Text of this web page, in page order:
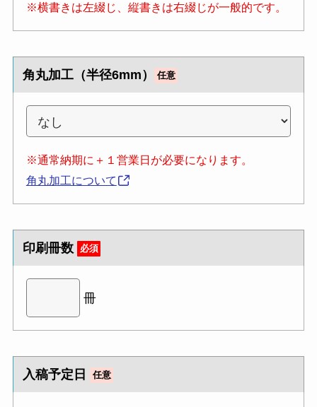
※横書きは左綴じ、縦書きは右綴じが一般的です。
角丸加工（半径6mm） 任意
※通常納期に＋１営業日が必要になります。
角丸加工について
印刷冊数 必須
冊
入稿予定日 任意